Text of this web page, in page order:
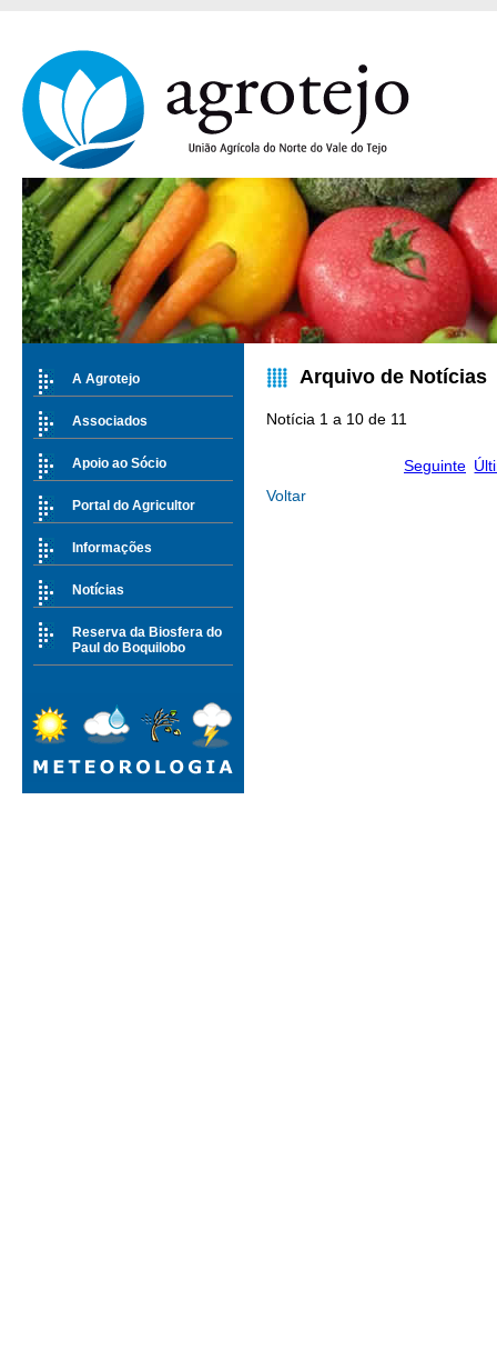
A Agrotejo
Associados
Apoio ao Sócio
Portal do Agricultor
Informações
Notícias
Reserva da Biosfera do
Paul do Boquilobo
Arquivo de Notícias
Notícia 1 a 10 de 11
Seguinte
Voltar